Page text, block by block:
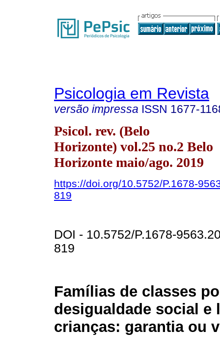
Psicologia em Revista
versão impressa ISSN 1677-
Psicol. rev. (Belo
Horizonte) vol.25 no.2 Belo
Horizonte maio/ago. 2019
https://doi.org/10.5752/P.1678-
819
DOI - 10.5752/P.1678-
819
Famílias de classes
desigualdade social
crianças: garantia ou